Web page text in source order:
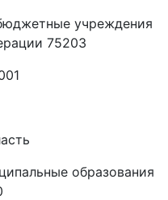
учреждения
75203
образования